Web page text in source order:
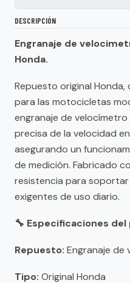
DESCRIPCIÓN
Engranaje de
Honda.
Repuesto original
para las motocicletas
engranaje de
precisa de la velocidad
asegurando un
de medición. Fabricado
resistencia para
exigentes de uso diario.
🔧 Especificaciones
Repuesto: Engranaje de
Tipo: Original Honda